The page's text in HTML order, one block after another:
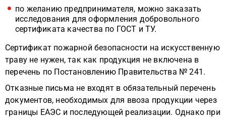
по желанию предпринимателя, можно заказать
исследования для оформления добровольного
сертификата качества по ГОСТ и ТУ.
Сертификат пожарной безопасности на искусственную
траву не нужен, так как продукция не включена в
перечень по Постановлению Правительства № 241.
Отказные письма не входят в обязательный перечень
документов, необходимых для ввоза продукции через
границы ЕАЭС и последующей реализации. Однако при